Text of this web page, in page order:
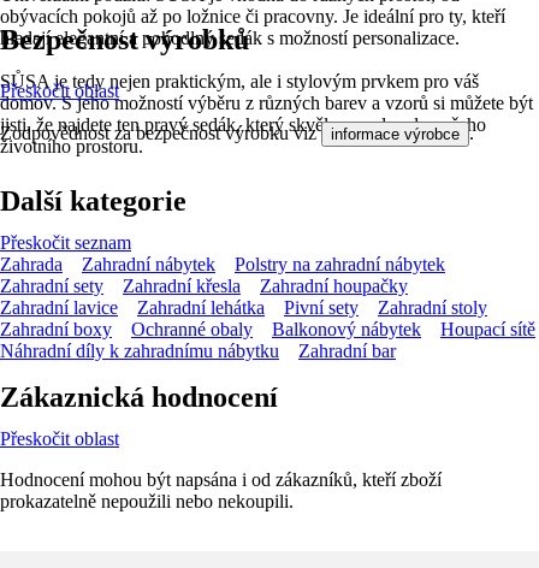
obývacích pokojů až po ložnice či pracovny. Je ideální pro ty, kteří
hledají elegantní a pohodlný sedák s možností personalizace.
SŮSA je tedy nejen praktickým, ale i stylovým prvkem pro váš
domov. S jeho možností výběru z různých barev a vzorů si můžete být
jisti, že najdete ten pravý sedák, který skvěle zapadne do vašeho
životního prostoru.
Bezpečnost výrobků
Přeskočit oblast
Zodpovědnost za bezpečnost výrobku viz informace výrobce .
Další kategorie
Přeskočit seznam
Zahrada
Zahradní nábytek
Polstry na zahradní nábytek
Zahradní sety
Zahradní křesla
Zahradní houpačky
Zahradní lavice
Zahradní lehátka Pivní sety
Zahradní stoly
Zahradní boxy
Ochranné obaly Balkonový nábytek
Houpací sítě
Náhradní díly k zahradnímu nábytku
Zahradní bar
Zákaznická hodnocení
Přeskočit oblast
Hodnocení mohou být napsána i od zákazníků, kteří zboží
prokazatelně nepoužili nebo nekoupili.